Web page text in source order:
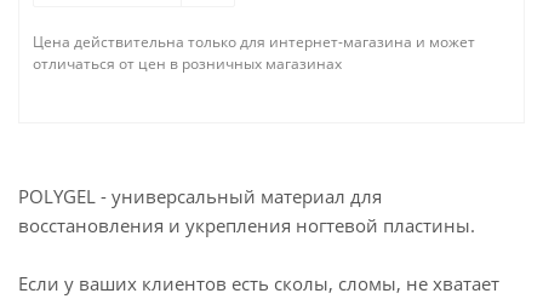
Цена действительна только для интернет-магазина и может
отличаться от цен в розничных магазинах
POLYGEL - универсальный материал для
восстановления и укрепления ногтевой пластины.
Если у ваших клиентов есть сколы, сломы, не хватает